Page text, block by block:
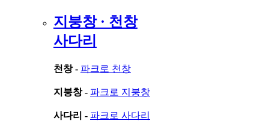
지붕창 · 천창
사다리
천창 - 파크로 천창
지붕창 - 파크로 지붕창
사다리 - 파크로 사다리